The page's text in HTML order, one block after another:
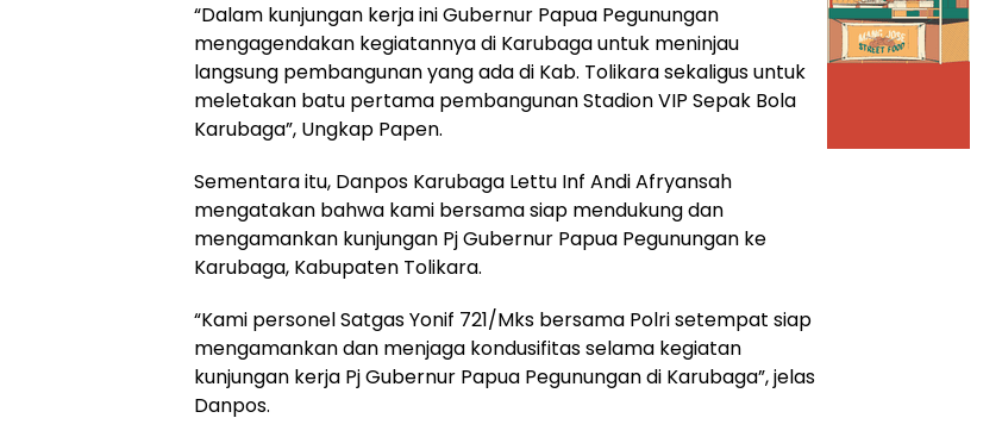
“Dalam kunjungan kerja ini Gubernur Papua Pegunungan
mengagendakan kegiatannya di Karubaga untuk meninjau
langsung pembangunan yang ada di Kab. Tolikara sekaligus untuk
meletakan batu pertama pembangunan Stadion VIP Sepak Bola
Karubaga”, Ungkap Papen.
Sementara itu, Danpos Karubaga Lettu Inf Andi Afryansah
mengatakan bahwa kami bersama siap mendukung dan
mengamankan kunjungan Pj Gubernur Papua Pegunungan ke
Karubaga, Kabupaten Tolikara.
“Kami personel Satgas Yonif 721/Mks bersama Polri setempat siap
mengamankan dan menjaga kondusifitas selama kegiatan
kunjungan kerja Pj Gubernur Papua Pegunungan di Karubaga”, jelas
Danpos.